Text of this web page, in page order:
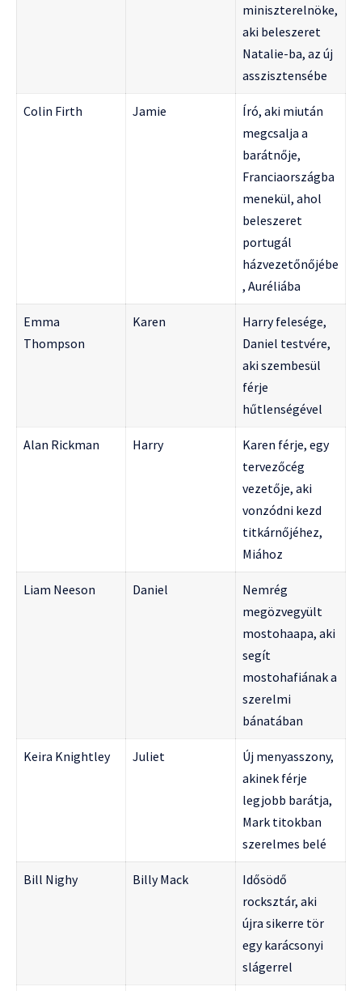
miniszterelnöke,
aki beleszeret
Natalie-ba, az új
asszisztensébe
Colin Firth Jamie
Író, aki miután
megcsalja a
barátnője,
Franciaországba
menekül, ahol
beleszeret
portugál
házvezetőnőjébe
, Auréliába
Emma
Thompson
Karen
Harry felesége,
Daniel testvére,
aki szembesül
férje
hűtlenségével
Alan Rickman Harry
Karen férje, egy
tervezőcég
vezetője, aki
vonzódni kezd
titkárnőjéhez,
Miához
Liam Neeson Daniel
Nemrég
megözvegyült
mostohaapa, aki
segít
mostohafiának a
szerelmi
bánatában
Keira Knightley Juliet
Új menyasszony,
akinek férje
legjobb barátja,
Mark titokban
szerelmes belé
Bill Nighy Billy Mack
Idősödő
rocksztár, aki
újra sikerre tör
egy karácsonyi
slágerrel